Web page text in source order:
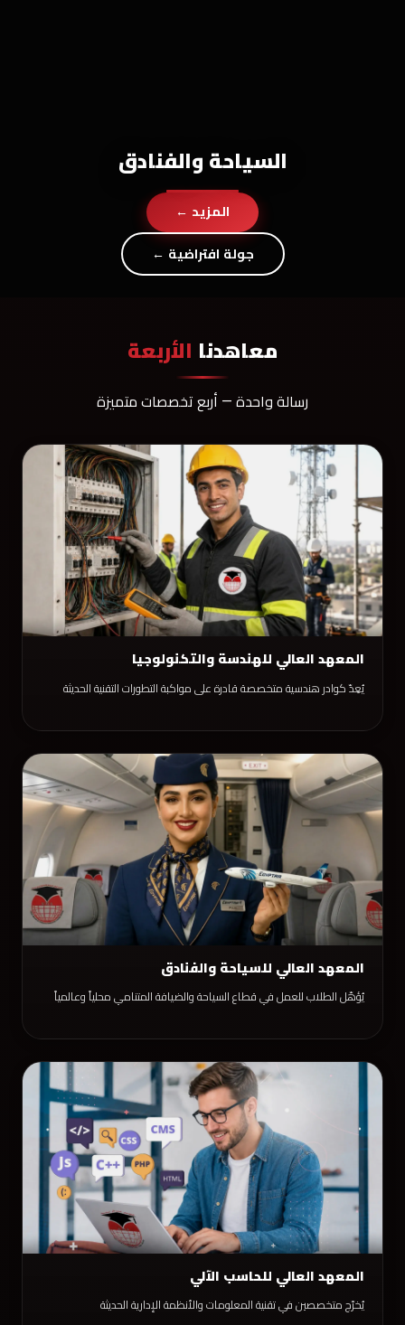
السياحة والفنادق
المزيد ←
جولة افتراضية ←
معاهدنا الأربعة
رسالة واحدة — أربع تخصصات متميزة
المعهد العالي للهندسة والتكنولوجيا
يُعِدّ كوادر هندسية متخصصة قادرة على مواكبة التطورات التقنية الحديثة
المعهد العالي للسياحة والفنادق
يُؤهّل الطلاب للعمل في قطاع السياحة والضيافة المتنامي محلياً وعالمياً
المعهد العالي للحاسب الآلي
يُخرّج متخصصين في تقنية المعلومات والأنظمة الإدارية الحديثة